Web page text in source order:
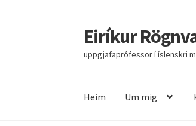
Fara
beint
í
Hoppa
yfir
í
Eiríkur
uppgjafaprófessor í íslenskri
Heim Um mig